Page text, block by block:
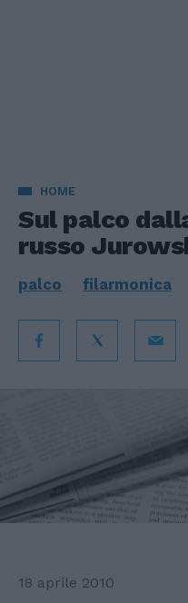
HOME
Sul palco
russo
palco filarmonica
18 aprile 2010